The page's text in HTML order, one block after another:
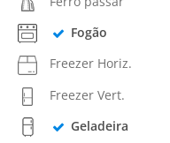
Fogão
Freezer Horiz.
Freezer Vert.
Geladeira